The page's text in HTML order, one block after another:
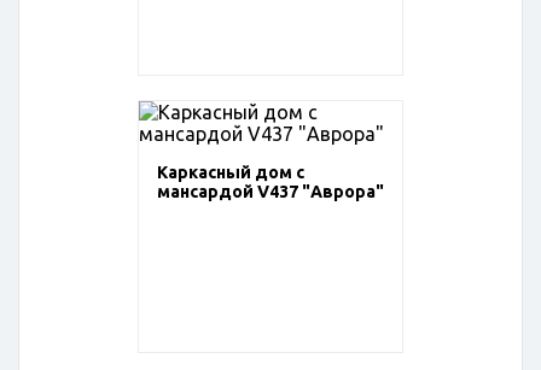
Каркасный дом с
мансардой V437 "Аврора"